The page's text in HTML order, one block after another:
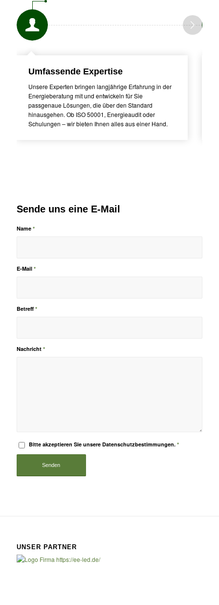
Umfassende Expertise
Unsere Experten bringen langjährige Erfahrung in der
Energieberatung mit und entwickeln für Sie
passgenaue Lösungen, die über den Standard
hinausgehen. Ob ISO 50001, Energieaudit oder
Schulungen – wir bieten Ihnen alles aus einer Hand.
Sende uns eine E-Mail
Name *
E-Mail *
Betreff *
Nachricht *
Bitte akzeptieren Sie unsere Datenschutzbestimmungen. *
UNSER PARTNER